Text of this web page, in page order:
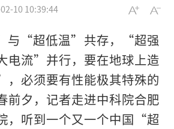
10 10:39:44
与“超低温”共存，“超强
流”并行，要在地球上造
必须要有性能极其特殊的
前夕，记者走进中科院合肥
，听到一个又一个中国“超